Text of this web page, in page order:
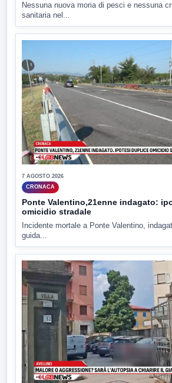
Nessuna nuova moria di pesci e nessuna
sanitaria nel...
7 AGOSTO 2026
CRONACA
Ponte Valentino,21enne indagato:
omicidio stradale
Incidente mortale a Ponte Valentino,
guida...